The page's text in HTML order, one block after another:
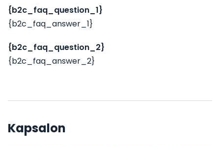
{b2c_faq_question_1}
{b2c_faq_answer_1}
{b2c_faq_question_2}
{b2c_faq_answer_2}
Kapsalon